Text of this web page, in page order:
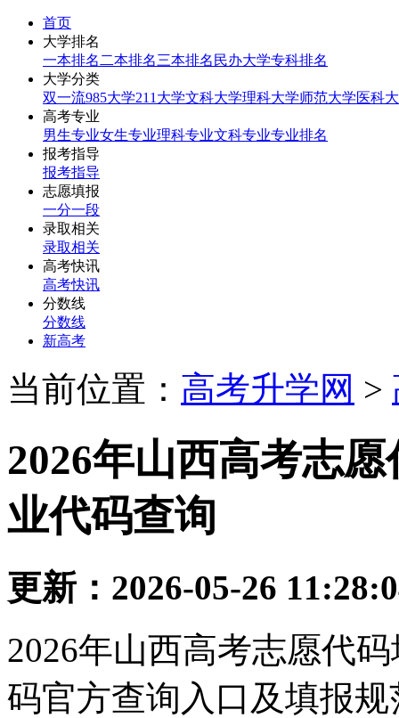
首页
大学排名
一本排名 二本排名三本排名 民办大学专科排名
大学分类
双一流985大学211大学文科大学理科大学师范大学医科
高考专业
男生专业女生专业理科专业文科专业专业排名
报考指导
报考指导
志愿填报
一分一段
录取相关
录取相关
高考快讯
高考快讯
分数线
分数线
新高考
当前位置： 高考升学网 >
2026年山西高考志
业代码查询
更新：2026-05-26
2026年山西高考志愿代
码官方查询入口及填报规